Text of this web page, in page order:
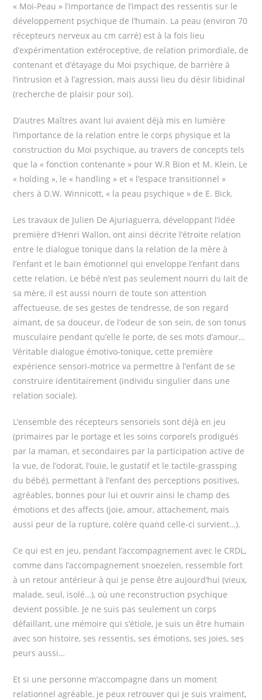
« Moi-Peau » l’importance de l’impact des ressentis sur le
développement psychique de l’humain. La peau (environ 70
récepteurs nerveux au cm carré) est à la fois lieu
d’expérimentation extéroceptive, de relation primordiale, de
contenant et d’étayage du Moi psychique, de barrière à
l’intrusion et à l’agression, mais aussi lieu du désir libidinal
(recherche de plaisir pour soi).
D’autres Maîtres avant lui avaient déjà mis en lumière
l’importance de la relation entre le corps physique et la
construction du Moi psychique, au travers de concepts tels
que la « fonction contenante » pour W.R Bion et M. Klein, Le
« holding », le « handling » et « l’espace transitionnel »
chers à D.W. Winnicott, « la peau psychique » de E. Bick.
Les travaux de Julien De Ajuriaguerra, développant l’idée
première d’Henri Wallon, ont ainsi décrite l’étroite relation
entre le dialogue tonique dans la relation de la mère à
l’enfant et le bain émotionnel qui enveloppe l’enfant dans
cette relation. Le bébé n’est pas seulement nourri du lait de
sa mère, il est aussi nourri de toute son attention
affectueuse, de ses gestes de tendresse, de son regard
aimant, de sa douceur, de l’odeur de son sein, de son tonus
musculaire pendant qu’elle le porte, de ses mots d’amour…
Véritable dialogue émotivo-tonique, cette première
expérience sensori-motrice va permettre à l’enfant de se
construire identitairement (individu singulier dans une
relation sociale).
L’ensemble des récepteurs sensoriels sont déjà en jeu
(primaires par le portage et les soins corporels prodigués
par la maman, et secondaires par la participation active de
la vue, de l’odorat, l’ouïe, le gustatif et le tactile-grassping
du bébé), permettant à l’enfant des perceptions positives,
agréables, bonnes pour lui et ouvrir ainsi le champ des
émotions et des affects (joie, amour, attachement, mais
aussi peur de la rupture, colère quand celle-ci survient…).
Ce qui est en jeu, pendant l’accompagnement avec le CRDL,
comme dans l’accompagnement snoezelen, ressemble fort
à un retour antérieur à qui je pense être aujourd’hui (vieux,
malade, seul, isolé…), où une reconstruction psychique
devient possible. Je ne suis pas seulement un corps
défaillant, une mémoire qui s’étiole, je suis un être humain
avec son histoire, ses ressentis, ses émotions, ses joies, ses
peurs aussi…
Et si une personne m’accompagne dans un moment
relationnel agréable, je peux retrouver qui je suis vraiment,